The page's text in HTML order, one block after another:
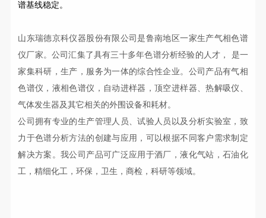
谱基线稳定。
山东瑞德京科仪器股份有限公司是鲁南地区一家生产气相色谱
仪厂家。公司汇集了具有三十多年色谱分析经验的人才，
是一
家集科研，生产， 服务为一体的综合性企业。公司产品有气相
色谱仪，液相色谱仪，自动进样器，顶空进样器、热解吸仪、
气体发生器及其它相关的外围设备和耗材。
公司拥有专业的生产管理人员、试验人员以及分析实验室，致
力于色谱分析方法的创建与应用，可以根据不同客户需求制定
解决方案。我公司产品可广泛应用于酒厂，液化气站，石油化
工，精细化工，环保，卫生，商检，科研等领域。